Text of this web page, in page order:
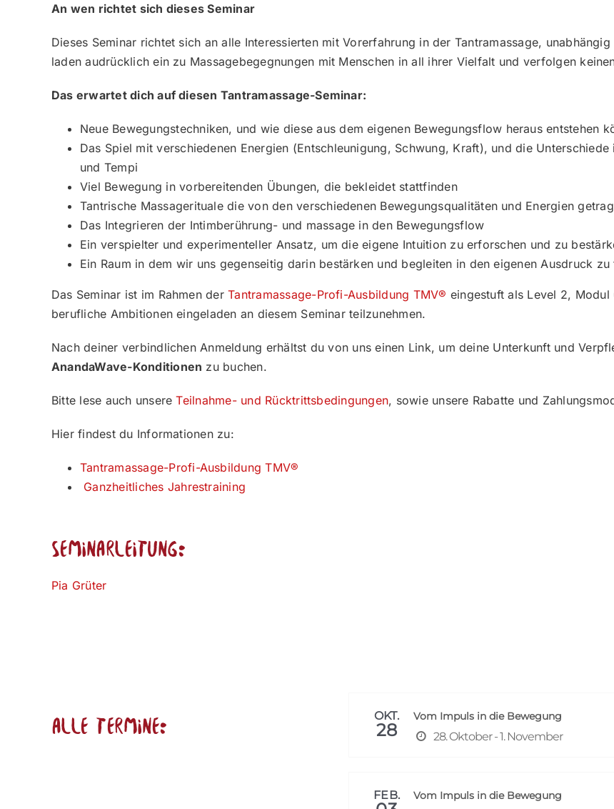
An wen richtet sich dieses Seminar
Dieses Seminar richtet sich an alle Interessierten mit Vorerfahrung in der Tantramassage,
laden audrücklich ein zu Massagebegegnungen mit Menschen in all ihrer Vielfalt und verfolgen
Das erwartet dich auf diesen Tantramassage-Seminar:
Neue Bewegungstechniken, und wie diese aus dem eigenen Bewegungsflow heraus entstehen
Das Spiel mit verschiedenen Energien (Entschleunigung, Schwung, Kraft), und die
und Tempi
Viel Bewegung in vorbereitenden Übungen, die bekleidet stattfinden
Tantrische Massagerituale die von den verschiedenen Bewegungsqualitäten und Energien
Das Integrieren der Intimberührung- und massage in den Bewegungsflow
Ein verspielter und experimenteller Ansatz, um die eigene Intuition zu erforschen und zu
Ein Raum in dem wir uns gegenseitig darin bestärken und begleiten in den eigenen Ausdruck zu
Das Seminar ist im Rahmen derTantramassage-Profi-Ausbildung TMV® eingestuft als Level 2,
berufliche Ambitionen eingeladen an diesem Seminar teilzunehmen.
Nach deiner verbindlichen Anmeldung erhältst du von uns einen Link, um deine Unterkunft und
AnandaWave-Konditionen zu buchen.
Bitte lese auch unsereTeilnahme- und Rücktrittsbedingungen, sowie unsere Rabatte und
Hier findest du Informationen zu:
Tantramassage-Profi-Ausbildung TMV®
Ganzheitliches Jahrestraining
Seminarleitung:
Pia Grüter
alle Termine: OKT.
28
Vom Impuls in die Bewegung
28. Oktober - 1. November
FEB. Vom Impuls in die Bewegung